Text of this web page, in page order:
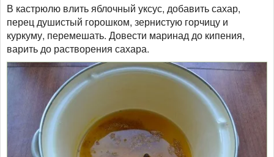
В кастрюлю влить яблочный уксус, добавить сахар,
перец душистый горошком, зернистую горчицу и
куркуму, перемешать. Довести маринад до кипения,
варить до растворения сахара.